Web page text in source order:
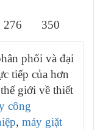
276 350
phối và đại
tiếp của hơn
giới về thiết
công
, máy giặt